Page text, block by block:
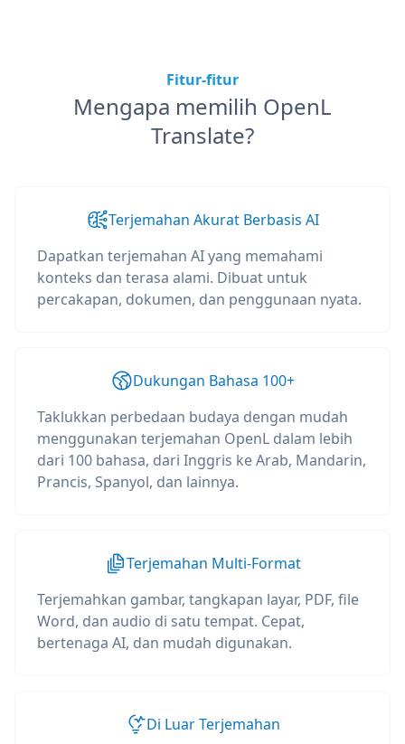
Fitur-fitur
Mengapa memilih OpenL
Translate?
Terjemahan Akurat Berbasis AI
Dapatkan terjemahan AI yang memahami
konteks dan terasa alami. Dibuat untuk
percakapan, dokumen, dan penggunaan nyata.
Dukungan Bahasa 100+
Taklukkan perbedaan budaya dengan mudah
menggunakan terjemahan OpenL dalam lebih
dari 100 bahasa, dari Inggris ke Arab, Mandarin,
Prancis, Spanyol, dan lainnya.
Terjemahan Multi-Format
Terjemahkan gambar, tangkapan layar, PDF, file
Word, dan audio di satu tempat. Cepat,
bertenaga AI, dan mudah digunakan.
Di Luar Terjemahan